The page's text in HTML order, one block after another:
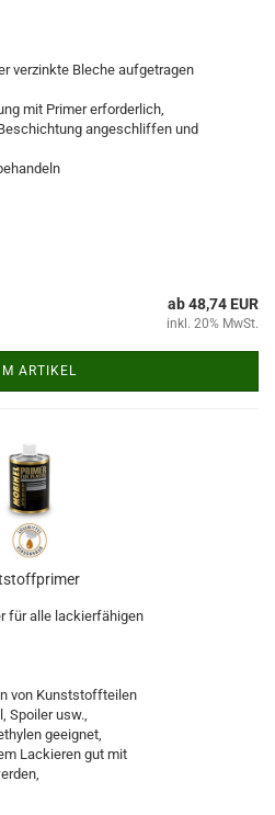
verzinkte Bleche aufgetragen
mit Primer erforderlich,
angeschliffen und
ab 48,74 EUR
inkl. 20% MwSt.
ARTIKEL
für alle lackierfähigen
von Kunststoffteilen
Spoiler usw.,
geeignet,
Lackieren gut mit